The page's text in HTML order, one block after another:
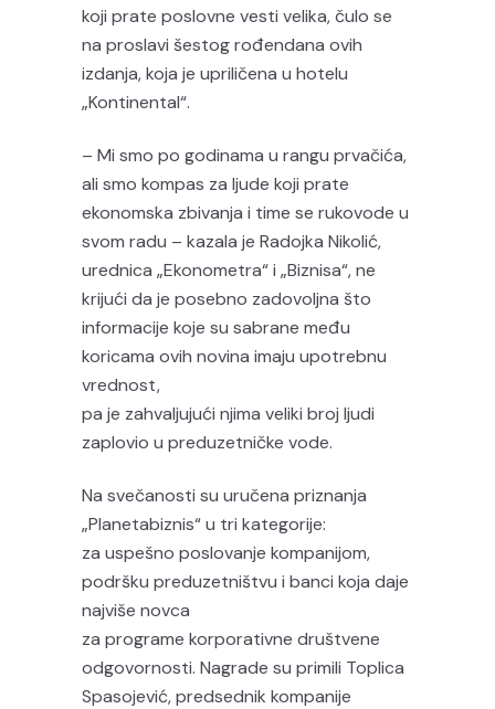
koji prate poslovne vesti velika, čulo se
na proslavi šestog rođendana ovih
izdanja, koja je upriličena u hotelu
„Kontinental“.
– Mi smo po godinama u rangu prvačića,
ali smo kompas za ljude koji prate
ekonomska zbivanja i time se rukovode u
svom radu – kazala je Radojka Nikolić,
urednica „Ekonometra“ i „Biznisa“, ne
krijući da je posebno zadovoljna što
informacije koje su sabrane među
koricama ovih novina imaju upotrebnu
vrednost,
pa je zahvaljujući njima veliki broj ljudi
zaplovio u preduzetničke vode.
Na svečanosti su uručena priznanja
„Planetabiznis“ u tri kategorije:
za uspešno poslovanje kompanijom,
podršku preduzetništvu i banci koja daje
najviše novca
za programe korporativne društvene
odgovornosti. Nagrade su primili Toplica
Spasojević, predsednik kompanije